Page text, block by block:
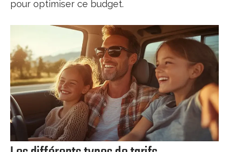
pour optimiser ce budget.